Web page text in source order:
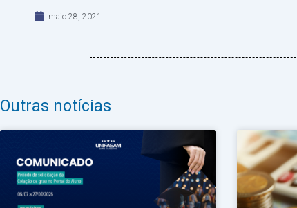
maio 28, 2021
Outras notícias